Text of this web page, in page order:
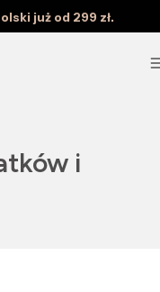
już od 299 zł.
Zobacz szczegóły
i